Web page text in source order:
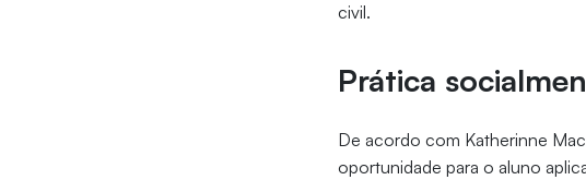
civil.
Prática
De acordo com Katherinne
oportunidade para o aluno